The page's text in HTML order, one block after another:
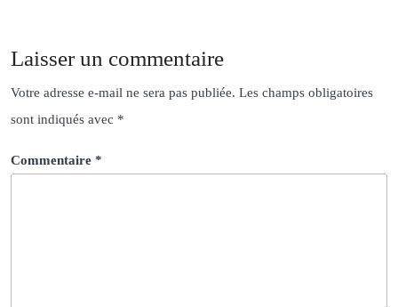
Laisser un commentaire
Votre adresse e-mail ne sera pas publiée. Les champs obligatoires
sont indiqués avec *
Commentaire *